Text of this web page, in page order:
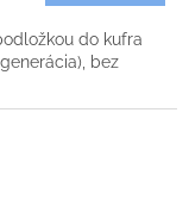
do kufra
bez